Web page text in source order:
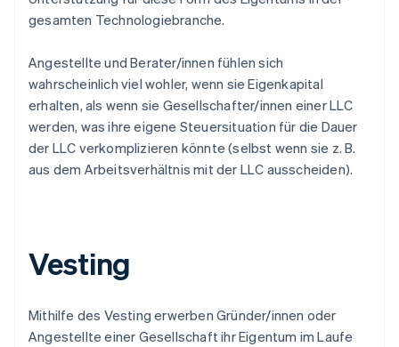
gesamten Technologiebranche.
Angestellte und Berater/innen fühlen sich
wahrscheinlich viel wohler, wenn sie Eigenkapital
erhalten, als wenn sie Gesellschafter/innen einer LLC
werden, was ihre eigene Steuersituation für die Dauer
der LLC verkomplizieren könnte (selbst wenn sie z. B.
aus dem Arbeitsverhältnis mit der LLC ausscheiden).
Vesting
Mithilfe des Vesting erwerben Gründer/innen oder
Angestellte einer Gesellschaft ihr Eigentum im Laufe